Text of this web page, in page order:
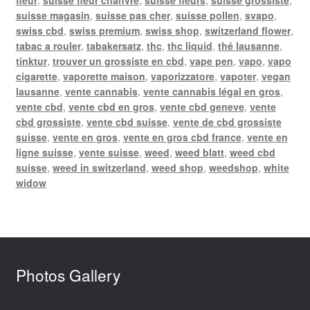
suisse magasin, suisse pas cher, suisse pollen, svapo,
swiss cbd, swiss premium, swiss shop, switzerland flower,
tabac a rouler, tabakersatz, thc, thc liquid, thé lausanne,
tinktur, trouver un grossiste en cbd, vape pen, vapo, vapo
cigarette, vaporette maison, vaporizzatore, vapoter, vegan
lausanne, vente cannabis, vente cannabis légal en gros,
vente cbd, vente cbd en gros, vente cbd geneve, vente
cbd grossiste, vente cbd suisse, vente de cbd grossiste
suisse, vente en gros, vente en gros cbd france, vente en
ligne suisse, vente suisse, weed, weed blatt, weed cbd
suisse, weed in switzerland, weed shop, weedshop, white
widow
Photos Gallery